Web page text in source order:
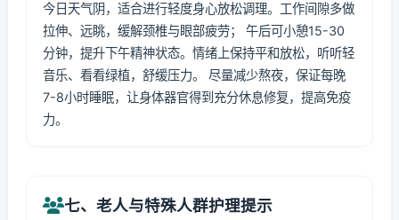
今日天气阴，适合进行轻度身心放松调理。工作间隙多做
拉伸、远眺，缓解颈椎与眼部疲劳； 午后可小憩15-30
分钟，提升下午精神状态。情绪上保持平和放松，听听轻
音乐、看看绿植，舒缓压力。 尽量减少熬夜，保证每晚
7-8小时睡眠，让身体器官得到充分休息修复，提高免疫
力。
七、老人与特殊人群护理提示